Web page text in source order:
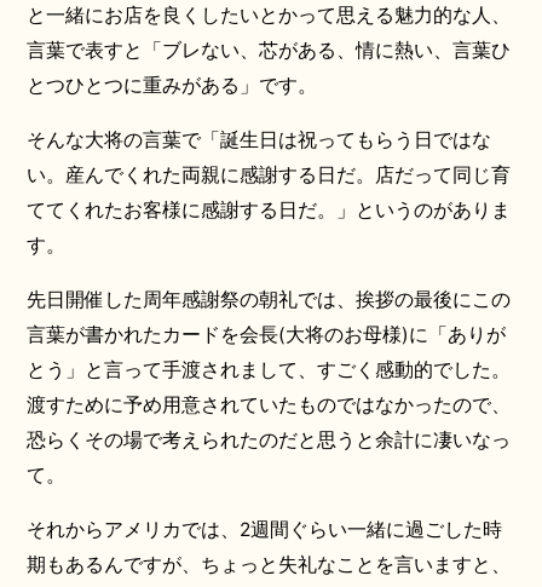
と一緒にお店を良くしたいとかって思える魅力的な人、
言葉で表すと「ブレない、芯がある、情に熱い、言葉ひ
とつひとつに重みがある」です。
そんな大将の言葉で「誕生日は祝ってもらう日ではな
い。産んでくれた両親に感謝する日だ。店だって同じ育
ててくれたお客様に感謝する日だ。」というのがありま
す。
先日開催した周年感謝祭の朝礼では、挨拶の最後にこの
言葉が書かれたカードを会長(大将のお母様)に「ありが
とう」と言って手渡されまして、すごく感動的でした。
渡すために予め用意されていたものではなかったので、
恐らくその場で考えられたのだと思うと余計に凄いなっ
て。
それからアメリカでは、2週間ぐらい一緒に過ごした時
期もあるんですが、ちょっと失礼なことを言いますと、